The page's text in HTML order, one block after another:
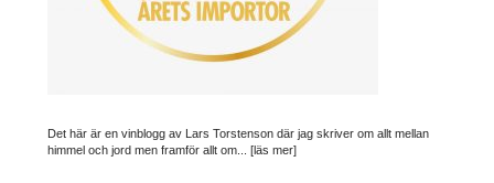
Det här är en vinblogg av Lars Torstenson där jag skriver om allt mellan
himmel och jord men framför allt om... [läs mer]